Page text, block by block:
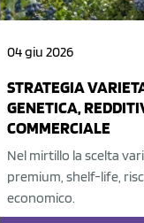
04 giu 2026
STRATEGIA
GENETICA,
COMMERCIALE
Nel mirtillo la scelta
premium, shelf-life,
economico.